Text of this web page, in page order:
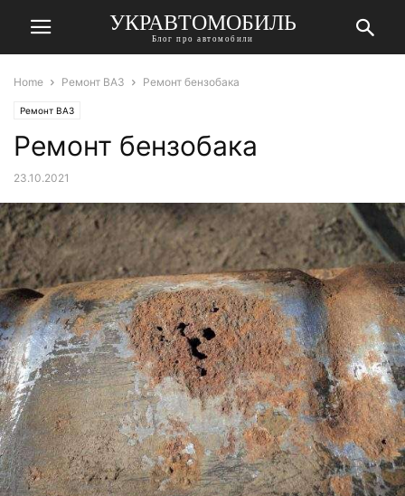
УКРАВТОМОБИЛЬ
Блог про автомобили
Home Ремонт ВАЗ Ремонт бензобака
Ремонт ВАЗ
Ремонт бензобака
23.10.2021